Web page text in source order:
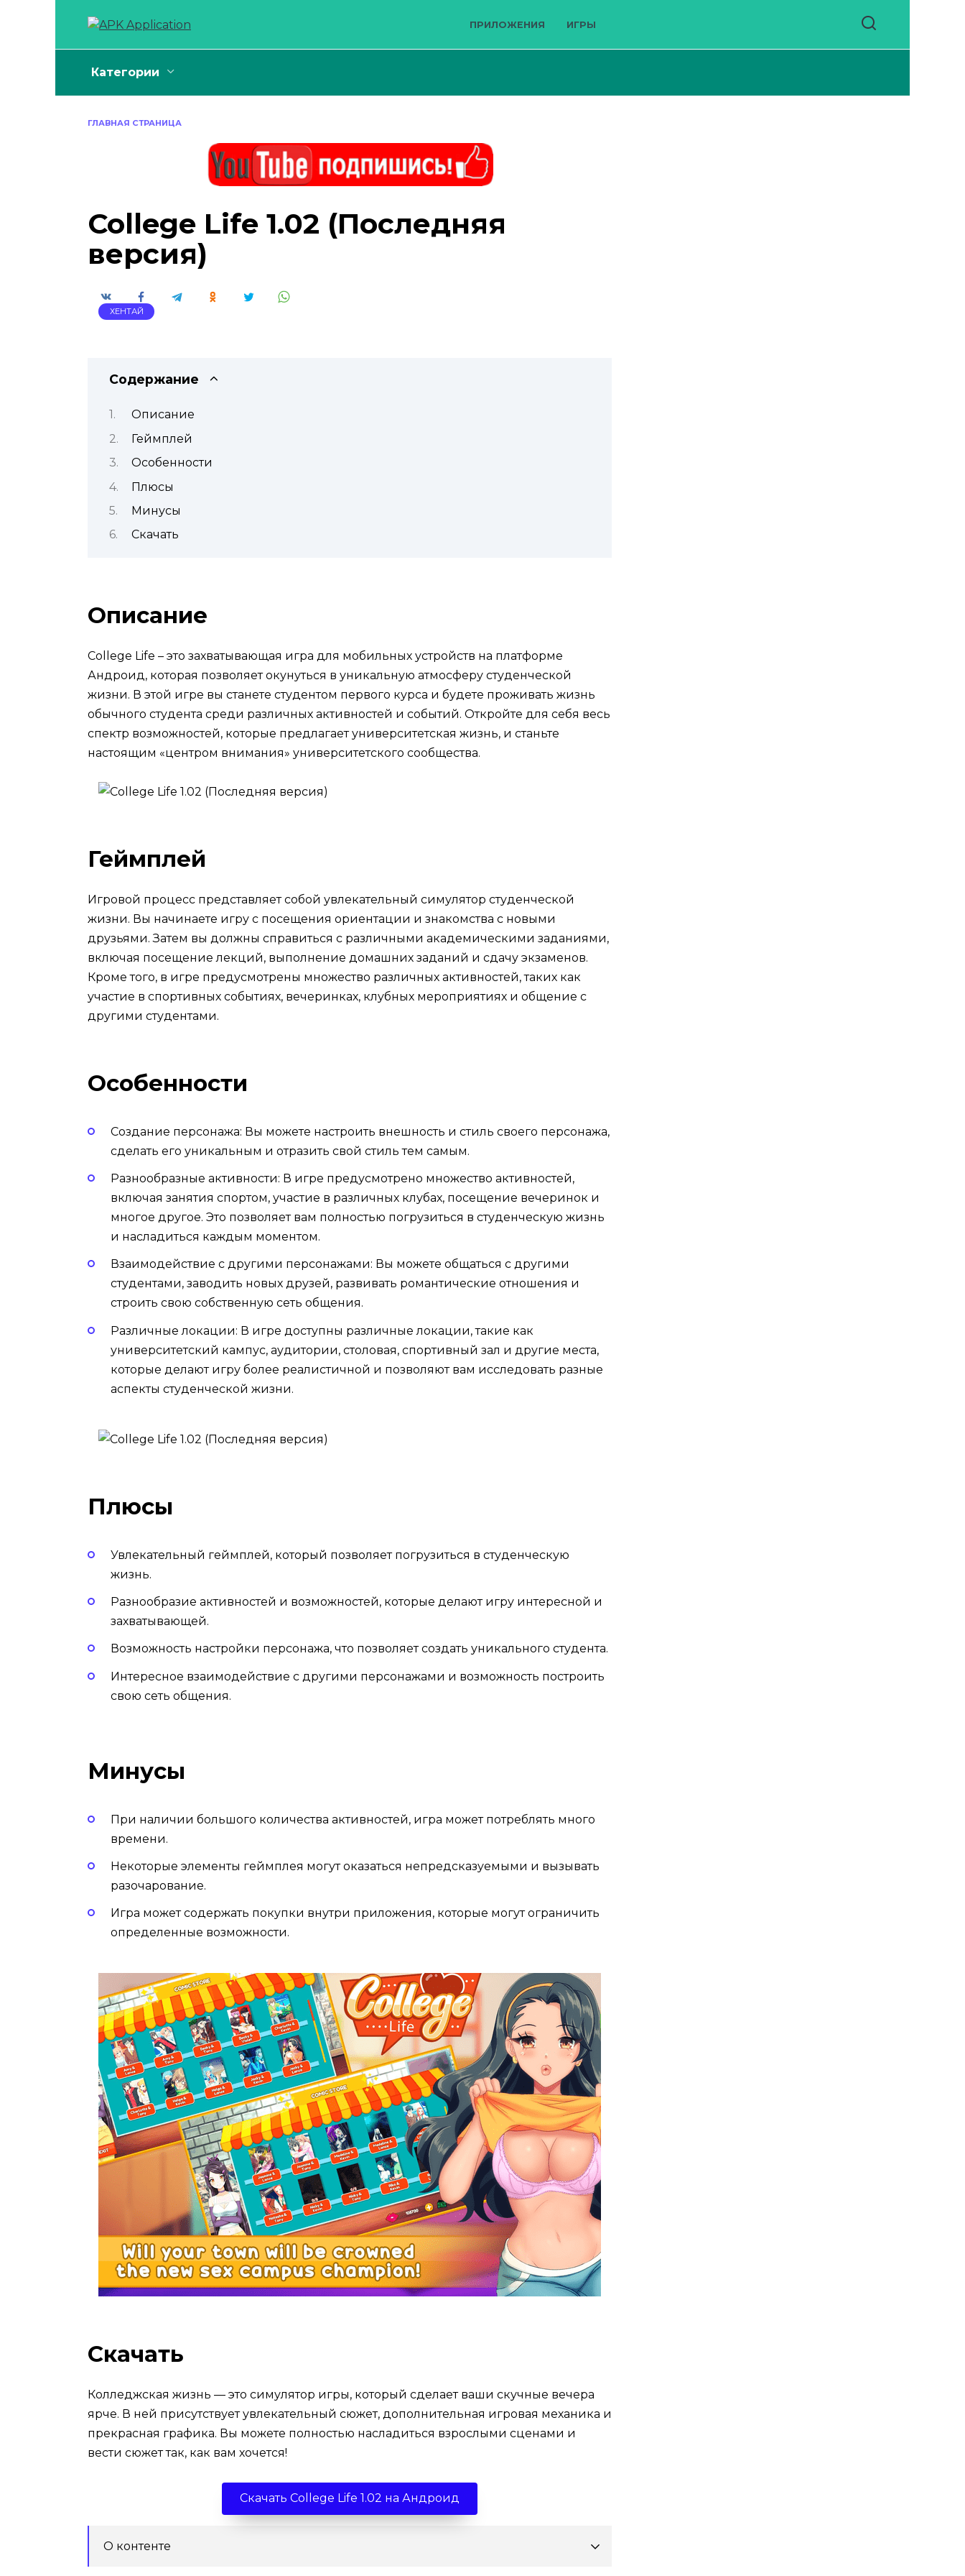
ПРИЛОЖЕНИЯ ИГРЫ
Категории
ГЛАВНАЯ СТРАНИЦА
College Life 1.02 (Последняя
версия)
ХЕНТАЙ
Содержание
Описание
Геймплей
Особенности
Плюсы
Минусы
Скачать
Описание
College Life – это захватывающая игра для мобильных устройств на платформе
Андроид, которая позволяет окунуться в уникальную атмосферу студенческой
жизни. В этой игре вы станете студентом первого курса и будете проживать жизнь
обычного студента среди различных активностей и событий. Откройте для себя весь
спектр возможностей, которые предлагает университетская жизнь, и станьте
настоящим «центром внимания» университетского сообщества.
Геймплей
Игровой процесс представляет собой увлекательный симулятор студенческой
жизни. Вы начинаете игру с посещения ориентации и знакомства с новыми
друзьями. Затем вы должны справиться с различными академическими заданиями,
включая посещение лекций, выполнение домашних заданий и сдачу экзаменов.
Кроме того, в игре предусмотрены множество различных активностей, таких как
участие в спортивных событиях, вечеринках, клубных мероприятиях и общение с
другими студентами.
Особенности
Создание персонажа: Вы можете настроить внешность и стиль своего персонажа,
сделать его уникальным и отразить свой стиль тем самым.
Разнообразные активности: В игре предусмотрено множество активностей,
включая занятия спортом, участие в различных клубах, посещение вечеринок и
многое другое. Это позволяет вам полностью погрузиться в студенческую жизнь
и насладиться каждым моментом.
Взаимодействие с другими персонажами: Вы можете общаться с другими
студентами, заводить новых друзей, развивать романтические отношения и
строить свою собственную сеть общения.
Различные локации: В игре доступны различные локации, такие как
университетский кампус, аудитории, столовая, спортивный зал и другие места,
которые делают игру более реалистичной и позволяют вам исследовать разные
аспекты студенческой жизни.
Плюсы
Увлекательный геймплей, который позволяет погрузиться в студенческую
жизнь.
Разнообразие активностей и возможностей, которые делают игру интересной и
захватывающей.
Возможность настройки персонажа, что позволяет создать уникального студента.
Интересное взаимодействие с другими персонажами и возможность построить
свою сеть общения.
Минусы
При наличии большого количества активностей, игра может потреблять много
времени.
Некоторые элементы геймплея могут оказаться непредсказуемыми и вызывать
разочарование.
Игра может содержать покупки внутри приложения, которые могут ограничить
определенные возможности.
Скачать
Колледжская жизнь — это симулятор игры, который сделает ваши скучные вечера
ярче. В ней присутствует увлекательный сюжет, дополнительная игровая механика и
прекрасная графика. Вы можете полностью насладиться взрослыми сценами и
вести сюжет так, как вам хочется!
Скачать College Life 1.02 на Андроид
О контенте